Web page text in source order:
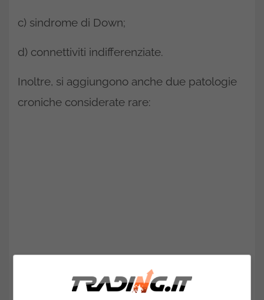
c) sindrome di Down;
d) connettiviti indifferenziate.
Inoltre, si aggiungono anche due patologie
croniche considerate rare:
a) miastenia grave;